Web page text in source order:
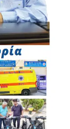
πόλης,
τη
έκφραση.